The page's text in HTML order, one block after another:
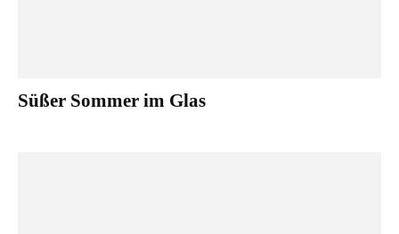
Süßer Sommer im Glas